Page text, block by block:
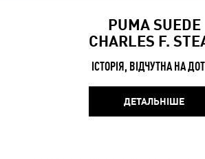
PUMA SUEDE
CHARLES F.
ІСТОРІЯ, ВІДЧУТНА НА
ДЕТАЛЬНІШЕ